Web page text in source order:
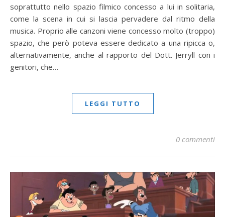
soprattutto nello spazio filmico concesso a lui in solitaria,
come la scena in cui si lascia pervadere dal ritmo della
musica. Proprio alle canzoni viene concesso molto (troppo)
spazio, che però poteva essere dedicato a una ripicca o,
alternativamente, anche al rapporto del Dott. Jerryll con i
genitori, che…
LEGGI TUTTO
0 commenti